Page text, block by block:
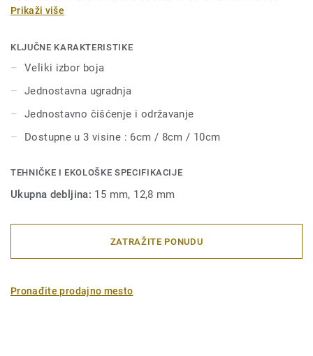
boja, pa se lako mogu uskladiti sa Tarkett podnim
jednostavne za ugradnju.
Prikaži više
KLJUČNE KARAKTERISTIKE
Veliki izbor boja
Jednostavna ugradnja
Jednostavno čišćenje i održavanje
Dostupne u 3 visine : 6cm / 8cm / 10cm
TEHNIČKE I EKOLOŠKE SPECIFIKACIJE
Ukupna debljina: 15 mm, 12,8 mm
ZATRAŽITE PONUDU
Pronađite prodajno mesto